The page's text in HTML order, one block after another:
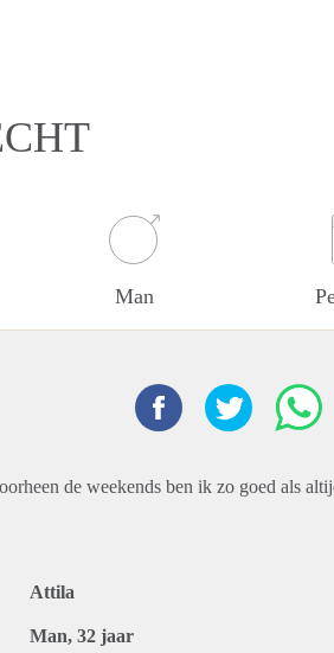
Man
de weekends ben ik zo goed als
Attila
Man, 32 jaar